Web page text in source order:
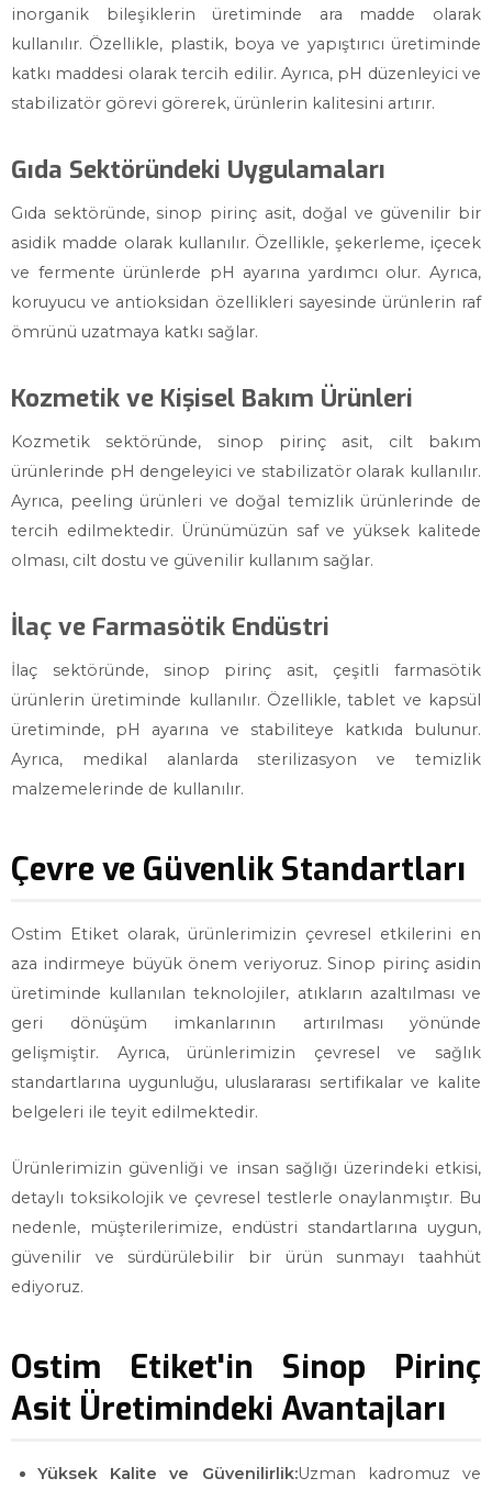
inorganik bileşiklerin üretiminde ara madde olarak
kullanılır. Özellikle, plastik, boya ve yapıştırıcı üretiminde
katkı maddesi olarak tercih edilir. Ayrıca, pH düzenleyici ve
stabilizatör görevi görerek, ürünlerin kalitesini artırır.
Gıda Sektöründeki Uygulamaları
Gıda sektöründe, sinop pirinç asit, doğal ve güvenilir bir
asidik madde olarak kullanılır. Özellikle, şekerleme, içecek
ve fermente ürünlerde pH ayarına yardımcı olur. Ayrıca,
koruyucu ve antioksidan özellikleri sayesinde ürünlerin raf
ömrünü uzatmaya katkı sağlar.
Kozmetik ve Kişisel Bakım Ürünleri
Kozmetik sektöründe, sinop pirinç asit, cilt bakım
ürünlerinde pH dengeleyici ve stabilizatör olarak kullanılır.
Ayrıca, peeling ürünleri ve doğal temizlik ürünlerinde de
tercih edilmektedir. Ürünümüzün saf ve yüksek kalitede
olması, cilt dostu ve güvenilir kullanım sağlar.
İlaç ve Farmasötik Endüstri
İlaç sektöründe, sinop pirinç asit, çeşitli farmasötik
ürünlerin üretiminde kullanılır. Özellikle, tablet ve kapsül
üretiminde, pH ayarına ve stabiliteye katkıda bulunur.
Ayrıca, medikal alanlarda sterilizasyon ve temizlik
malzemelerinde de kullanılır.
Çevre ve Güvenlik Standartları
Ostim Etiket olarak, ürünlerimizin çevresel etkilerini en
aza indirmeye büyük önem veriyoruz. Sinop pirinç asidin
üretiminde kullanılan teknolojiler, atıkların azaltılması ve
geri dönüşüm imkanlarının artırılması yönünde
gelişmiştir. Ayrıca, ürünlerimizin çevresel ve sağlık
standartlarına uygunluğu, uluslararası sertifikalar ve kalite
belgeleri ile teyit edilmektedir.
Ürünlerimizin güvenliği ve insan sağlığı üzerindeki etkisi,
detaylı toksikolojik ve çevresel testlerle onaylanmıştır. Bu
nedenle, müşterilerimize, endüstri standartlarına uygun,
güvenilir ve sürdürülebilir bir ürün sunmayı taahhüt
ediyoruz.
Ostim Etiket'in Sinop Pirinç
Asit Üretimindeki Avantajları
Yüksek Kalite ve Güvenilirlik:Uzman kadromuz ve